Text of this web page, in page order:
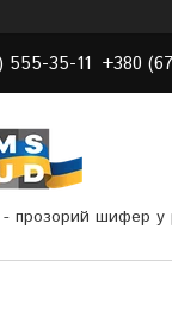
555-35-11 +380
- прозорий шифер у